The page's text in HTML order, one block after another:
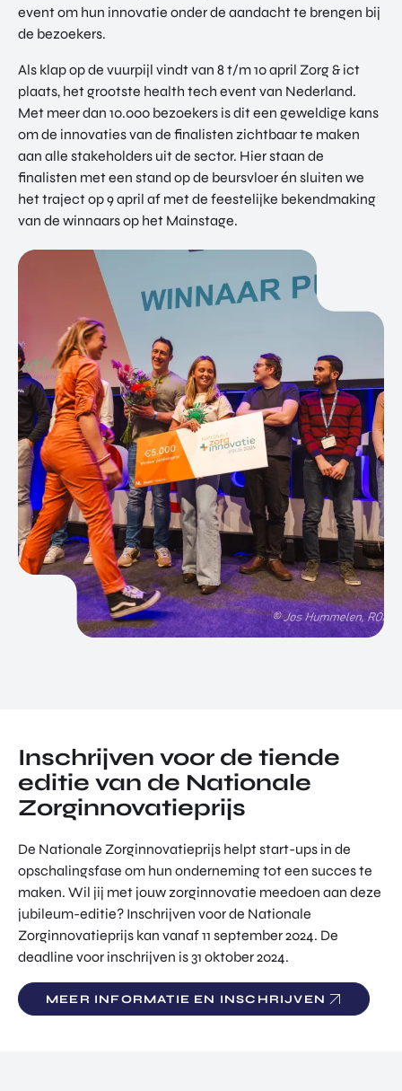
event om hun innovatie onder de aandacht te brengen bij
de bezoekers.
Als klap op de vuurpijl vindt van 8 t/m 10 april Zorg & ict
plaats, het grootste health tech event van Nederland.
Met meer dan 10.000 bezoekers is dit een geweldige kans
om de innovaties van de finalisten zichtbaar te maken
aan alle stakeholders uit de sector. Hier staan de
finalisten met een stand op de beursvloer én sluiten we
het traject op 9 april af met de feestelijke bekendmaking
van de winnaars op het Mainstage.
Inschrijven voor de tiende
editie van de Nationale
Zorginnovatieprijs
De Nationale Zorginnovatieprijs helpt start-ups in de
opschalingsfase om hun onderneming tot een succes te
maken. Wil jij met jouw zorginnovatie meedoen aan deze
jubileum-editie? Inschrijven voor de Nationale
Zorginnovatieprijs kan vanaf 11 september 2024. De
deadline voor inschrijven is 31 oktober 2024.
MEER INFORMATIE EN INSCHRIJVEN